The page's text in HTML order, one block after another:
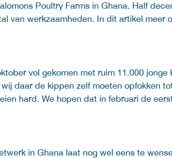
Poultry Farms in Ghana. Half
van werkzaamheden. In dit artikel meer
vol gekomen met ruim 11.000 jonge
daar de kippen zelf moeten opfokken
hard. We hopen dat in februari de
in Ghana laat nog wel eens te